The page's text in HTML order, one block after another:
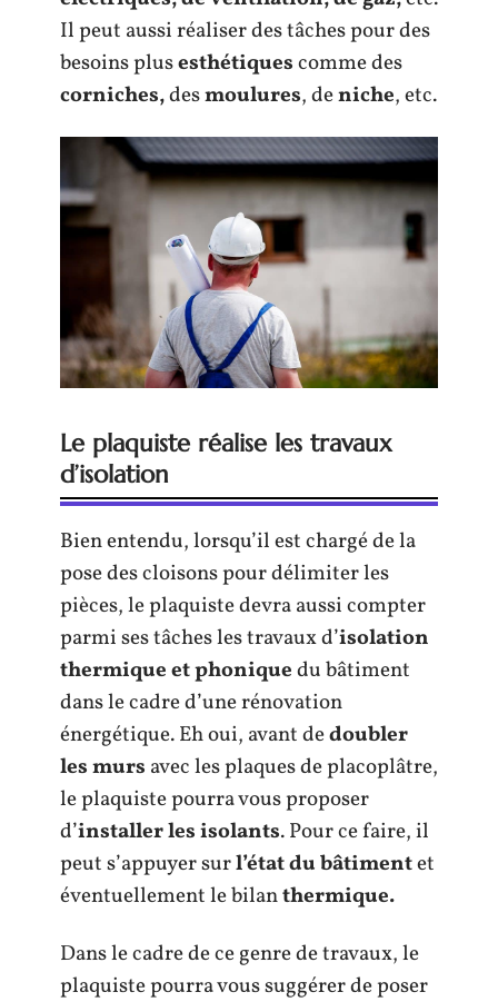
Il peut aussi réaliser des tâches pour des
besoins plusesthétiquescomme des
corniches,desmoulures, deniche, etc.
Le plaquiste réalise les travaux
d’isolation
Bien entendu, lorsqu’il est chargé de la
pose des cloisons pour délimiter les
pièces, le plaquiste devra aussi compter
parmi ses tâches les travaux d’isolation
thermique et phoniquedu bâtiment
dans le cadre d’une rénovation
énergétique. Eh oui, avant dedoubler
les murs avec les plaques de placoplâtre,
le plaquiste pourra vous proposer
d’installer les isolants. Pour ce faire, il
peut s’appuyer surl’état du bâtimentet
éventuellement le bilanthermique.
Dans le cadre de ce genre de travaux, le
plaquiste pourra vous suggérer de poser